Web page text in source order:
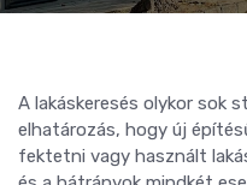
A lakáskeresés olykor sok
elhatározás, hogy új
fektetni vagy használt